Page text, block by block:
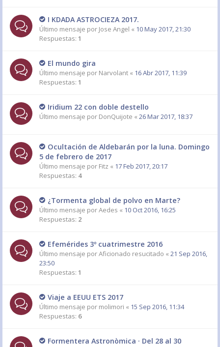
I KDADA ASTROCIEZA 2017.
Último mensaje por Jose Angel « 10 May 2017, 21:30
Respuestas: 1
El mundo gira
Último mensaje por Narvolant « 16 Abr 2017, 11:39
Respuestas: 1
Iridium 22 con doble destello
Último mensaje por DonQuijote « 26 Mar 2017, 18:37
Ocultación de Aldebarán por la luna. Domingo
5 de febrero de 2017
Último mensaje por Fitz « 17 Feb 2017, 20:17
Respuestas: 4
¿Tormenta global de polvo en Marte?
Último mensaje porAedes « 10 Oct 2016, 16:25
Respuestas: 2
Efemérides 3º cuatrimestre 2016
Último mensaje porAficionado resucitado « 21 Sep 2016,
23:50
Respuestas: 1
Viaje a EEUU ETS 2017
Último mensaje por molimori « 15 Sep 2016, 11:34
Respuestas: 6
Formentera Astronòmica · Del 28 al 30